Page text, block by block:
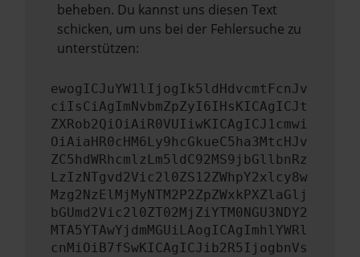
beheben. Du kannst uns diesen Text
schicken, um uns bei der Fehlersuche zu
unterstützen:
ewogICJuYW1lIjogIk5ldHdvcmtFcnJv
ciIsCiAgImNvbmZpZyI6IHsKICAgICJt
ZXRob2QiOiAiR0VUIiwKICAgICJ1cmwi
OiAiaHR0cHM6Ly9hcGkueC5ha3MtcHJv
ZC5hdWRhcmlzLm5ldC92MS9jbGllbnRz
LzIzNTgvd2Vic2l0ZS12ZWhpY2xlcy8w
Mzg2NzElMjMyNTM2P2ZpZWxkPXZlaGlj
bGUmd2Vic2l0ZT02MjZiYTM0NGU3NDY2
MTA5YTAwYjdmMGUiLAogICAgImhlYWRl
cnMiOiB7fSwKICAgICJib2R5IjogbnVs